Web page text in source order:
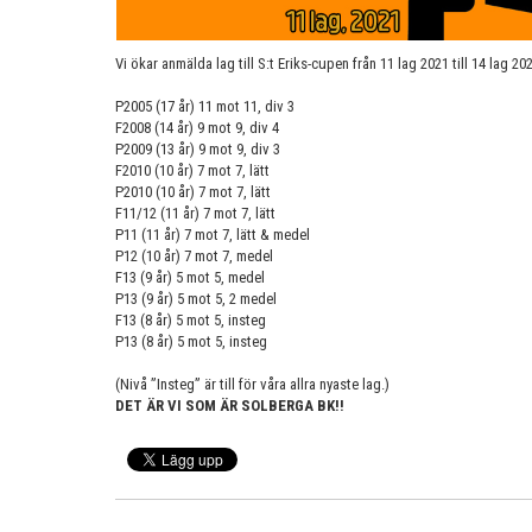
Vi ökar anmälda lag till S:t Eriks-cupen från 11 lag 2021 till 14 lag
P2005 (17 år) 11 mot 11, div 3
F2008 (14 år) 9 mot 9, div 4
P2009 (13 år) 9 mot 9, div 3
F2010 (10 år) 7 mot 7, lätt
P2010 (10 år) 7 mot 7, lätt
F11/12 (11 år) 7 mot 7, lätt
P11 (11 år) 7 mot 7, lätt & medel
P12 (10 år) 7 mot 7, medel
F13 (9 år) 5 mot 5, medel
P13 (9 år) 5 mot 5, 2 medel
F13 (8 år) 5 mot 5, insteg
P13 (8 år) 5 mot 5, insteg
(Nivå ”Insteg” är till för våra allra nyaste lag.)
DET ÄR VI SOM ÄR SOLBERGA BK!!